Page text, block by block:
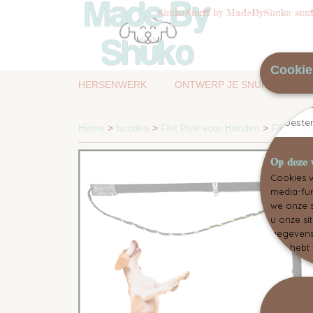
ShukoSnuff by MadeByShuko
HERSENWERK ONTWERP JE SNUFFELMAT
Home > honden > Flirt Pole voor Honden > Flirt Pole
Op deze
Cookies
media-
we onze
u onze
hen